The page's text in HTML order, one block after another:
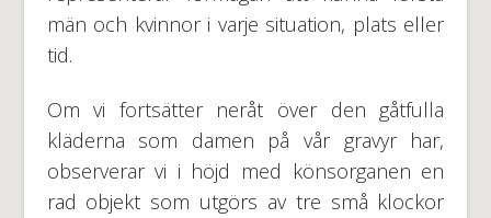
män och kvinnor i varje situation, plats eller
tid.
Om vi fortsätter neråt över den gåtfulla
kläderna som damen på vår gravyr har,
observerar vi i höjd med könsorganen en
rad objekt som utgörs av tre små klockor